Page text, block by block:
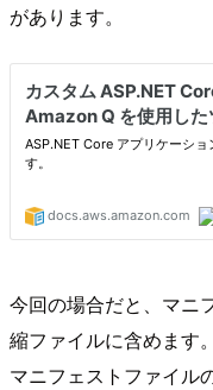
があります。
今回の場合だと、マニ
縮ファイルに含めます。
マニフェストファイル